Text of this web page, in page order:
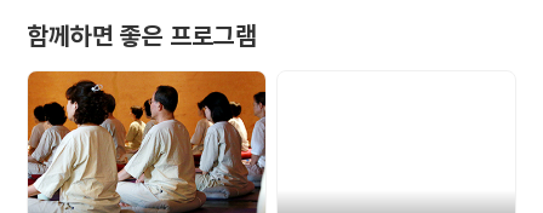
함께하면 좋은 프로그램